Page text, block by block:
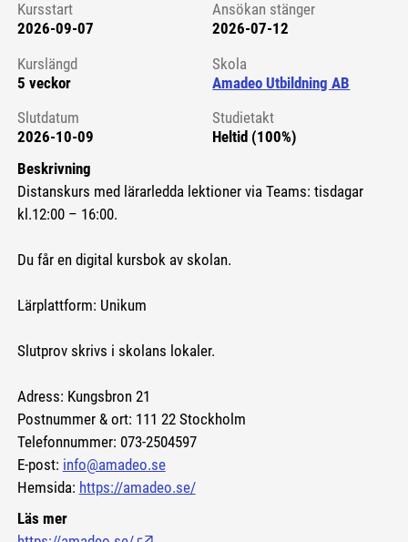
Kursstart 6156556
Kursstart
2026-09-07
Ansökan stänger
2026-07-12
Kurslängd
5 veckor
Skola
Amadeo Utbildning AB
Slutdatum
2026-10-09
Studietakt
Heltid (100%)
Beskrivning
Distanskurs med lärarledda lektioner via Teams: tisdagar
kl.12:00 – 16:00.
Du får en digital kursbok av skolan.
Lärplattform: Unikum
Slutprov skrivs i skolans lokaler.
Adress: Kungsbron 21
Postnummer & ort: 111 22 Stockholm
Telefonnummer: 073-2504597
E-post: info@amadeo.se
Hemsida: https://amadeo.se/
Läs mer